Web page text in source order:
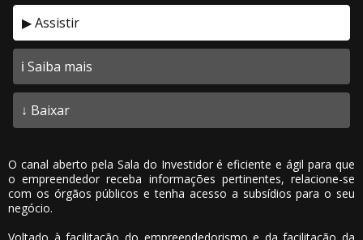
▶ Assistir
ℹ️ Saiba mais
↓ Baixar
O canal aberto pela Sala do Investidor é eficiente e ágil para que
o empreendedor receba informações pertinentes, relacione-se
com os órgãos públicos e tenha acesso a subsídios para o seu
negócio.